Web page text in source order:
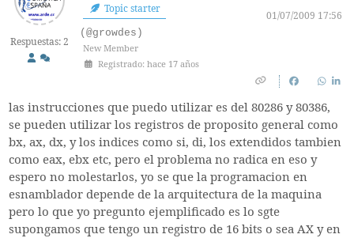
Respuestas: 2
Topic starter
01/07/2009 17:56
(@growdes)
New Member
Registrado: hace 17 años
las instrucciones que puedo utilizar es del 80286 y 80386,
se pueden utilizar los registros de proposito general como
bx, ax, dx, y los indices como si, di, los extendidos tambien
como eax, ebx etc, pero el problema no radica en eso y
espero no molestarlos, yo se que la programacion en
esnamblador depende de la arquitectura de la maquina
pero lo que yo pregunto ejemplificado es lo sgte
supongamos que tengo un registro de 16 bits o sea AX y en